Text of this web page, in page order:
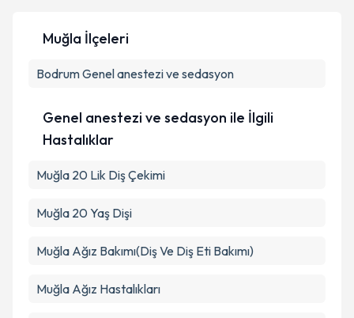
Kişisel verilerimin işlenmesine ilişkin
Muğla İlçeleri
BodrumGenel anestezi ve sedasyon
Genel anestezi ve sedasyon ile İlgili
Hastalıklar
Muğla 20 Lik Diş Çekimi
Muğla 20 Yaş Dişi
Muğla Ağız Bakımı(Diş Ve Diş Eti Bakımı)
Muğla Ağız Hastalıkları